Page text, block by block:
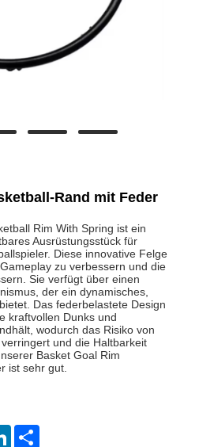
Rand mit Feder
Rim With Spring ist ein
Ausrüstungsstück für
Diese innovative Felge
zu verbessern und die
Sie verfügt über einen
der ein dynamisches,
Das federbelastete Design
kraftvollen Dunks und
wodurch das Risiko von
und die Haltbarkeit
Basket Goal Rim
ist sehr gut.
LinkedIn